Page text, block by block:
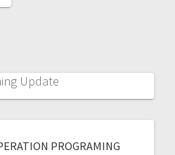
Update
PROGRAMING